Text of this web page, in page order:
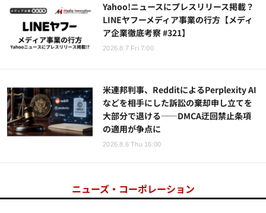
Yahoo!ニュースにプレスリリース掲載？
LINEヤフーメディア事業の行方【メディ
ア企業徹底考察 #321】
2026.8.7 Fri 7:00
米連邦判事、RedditによるPerplexity AI
などを相手にした訴訟の棄却申し立てを
大部分で退ける——DMCA迂回禁止条項
の適用が争点に
2026.8.6 Thu 16:00
ニューズ・コーポレーション